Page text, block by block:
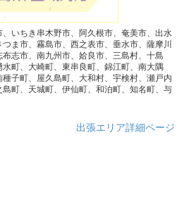
いちき串木野市、阿久根市、奄美市、出水
ま市、霧島市、西之表市、垂水市、薩摩川
志市、南九州市、姶良市、三島村、十島
町、大崎町、東串良町、錦江町、南大隅
子町、屋久島町、大和村、宇検村、瀬戸内
町、天城町、伊仙町、和泊町、知名町、与
出張エリア詳細ページ